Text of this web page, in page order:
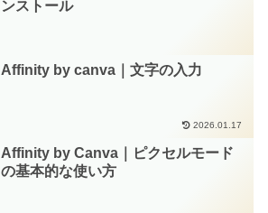
ンストール
Affinity by canva｜文字の入力
2026.01.17
Affinity by Canva｜ピクセルモード
の基本的な使い方